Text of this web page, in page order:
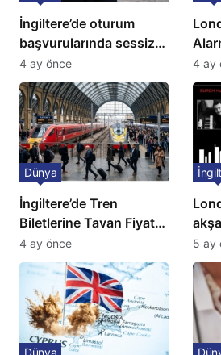
İngiltere’de oturum
başvurularında sessiz
kriz: Büyükelçilikten
açıklama!
4 ay önce 4 ay
İngiltere’de Tren
Biletlerine Tavan Fiyat:
Ulaşımda Yeni
Düzenleme
Dünya
4 ay önce 5 ay